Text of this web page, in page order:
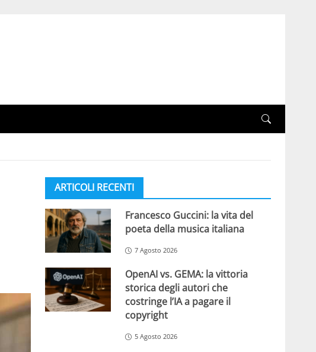
ARTICOLI RECENTI
Francesco Guccini: la vita del
poeta della musica italiana
7 Agosto 2026
OpenAI vs. GEMA: la vittoria
storica degli autori che
costringe l’IA a pagare il
copyright
5 Agosto 2026